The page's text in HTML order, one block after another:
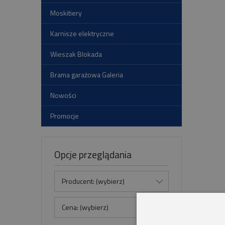
Moskitiery
Karnisze elektryczne
Wieszak Blokada
Brama garażowa Galeria
Nowości
Promocje
Opcje przeglądania
Producent: (wybierz)
Cena: (wybierz)